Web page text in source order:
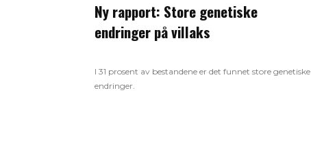
Ny rapport: Store genetiske
endringer på villaks
I 31 prosent av bestandene er det funnet store genetiske
endringer.